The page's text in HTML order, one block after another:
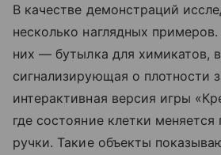
В качестве демонстраций
несколько наглядных
них — бутылка для химикатов,
сигнализирующая о плотности
интерактивная версия игры
где состояние клетки
ручки. Такие объекты